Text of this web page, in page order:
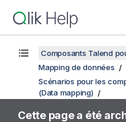
Composants Talend
Mapping de données
Scénarios pour les
(Data mapping)
Cette page a été